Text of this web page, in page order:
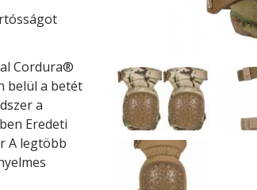
Cordura®
belül a betét
a
Eredeti
A legtöbb